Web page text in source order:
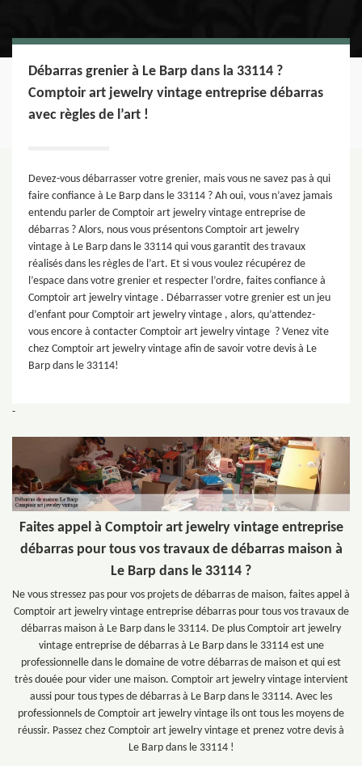
Débarras grenier à Le Barp dans la 33114 ?
Comptoir art jewelry vintage entreprise débarras
avec règles de l’art !
Devez-vous débarrasser votre grenier, mais vous ne savez pas à qui
faire confiance à Le Barp dans le 33114 ? Ah oui, vous n’avez jamais
entendu parler de Comptoir art jewelry vintage entreprise de
débarras ? Alors, nous vous présentons Comptoir art jewelry
vintage à Le Barp dans le 33114 qui vous garantit des travaux
réalisés dans les règles de l’art. Et si vous voulez récupérez de
l’espace dans votre grenier et respecter l’ordre, faites confiance à
Comptoir art jewelry vintage . Débarrasser votre grenier est un jeu
d’enfant pour Comptoir art jewelry vintage , alors, qu’attendez-
vous encore à contacter Comptoir art jewelry vintage ? Venez vite
chez Comptoir art jewelry vintage afin de savoir votre devis à Le
Barp dans le 33114!
-
Faites appel à Comptoir art jewelry vintage entreprise
débarras pour tous vos travaux de débarras maison à
Le Barp dans le 33114 ?
Ne vous stressez pas pour vos projets de débarras de maison, faites appel à
Comptoir art jewelry vintage entreprise débarras pour tous vos travaux de
débarras maison à Le Barp dans le 33114. De plus Comptoir art jewelry
vintage entreprise de débarras à Le Barp dans le 33114 est une
professionnelle dans le domaine de votre débarras de maison et qui est
très douée pour vider une maison. Comptoir art jewelry vintage intervient
aussi pour tous types de débarras à Le Barp dans le 33114. Avec les
professionnels de Comptoir art jewelry vintage ils ont tous les moyens de
réussir. Passez chez Comptoir art jewelry vintage et prenez votre devis à
Le Barp dans le 33114 !